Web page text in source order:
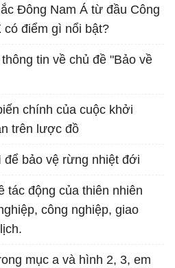
Đông Nam Á từ đầu Công
có điểm gì nổi bật?
tin về chủ đề "Bảo về
chính của cuộc khởi
trên lược đồ
để bảo vệ rừng nhiệt đới
tác động của thiên nhiên
công nghiệp, giao
mục a và hình 2, 3, em